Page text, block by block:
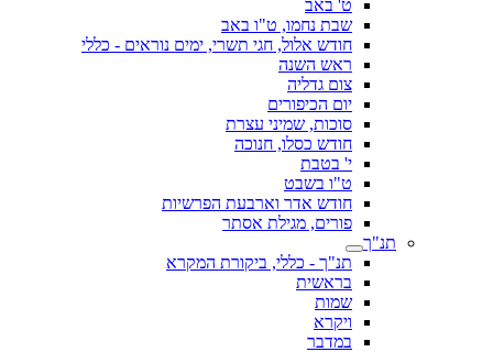
ט' באב
שבת נחמו, ט"ו באב
חודש אלול, חגי תשרי, ימים נוראים - כללי
ראש השנה
צום גדליה
יום הכיפורים
סוכות, שמיני עצרת
חודש כסלו, חנוכה
י' בטבת
ט"ו בשבט
חודש אדר וארבעת הפרשיות
פורים, מגילת אסתר
תנ"ך
תנ"ך - כללי, ביקורת המקרא
בראשית
שמות
ויקרא
במדבר